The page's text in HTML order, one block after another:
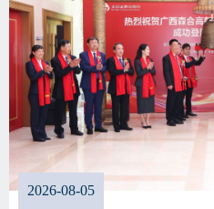
2026-08-05